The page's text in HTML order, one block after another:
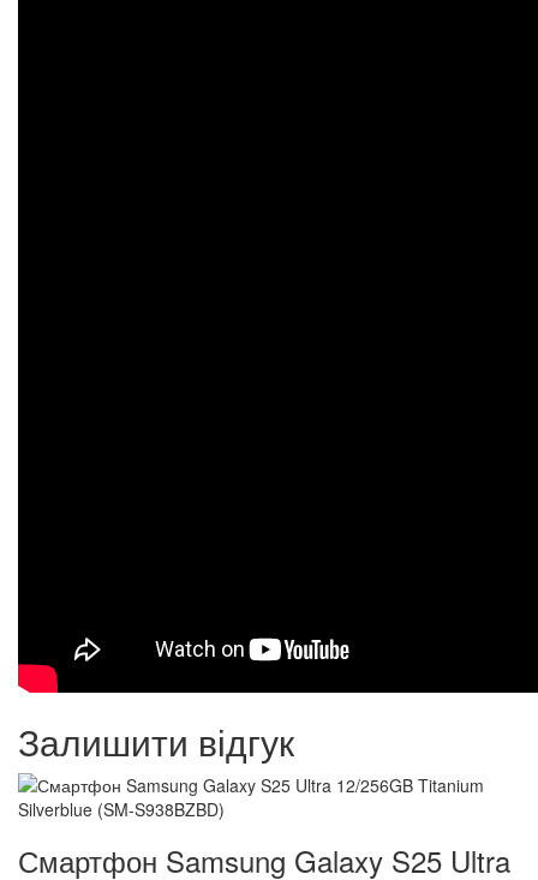
Залишити відгук
Смартфон Samsung Galaxy S25 Ultra